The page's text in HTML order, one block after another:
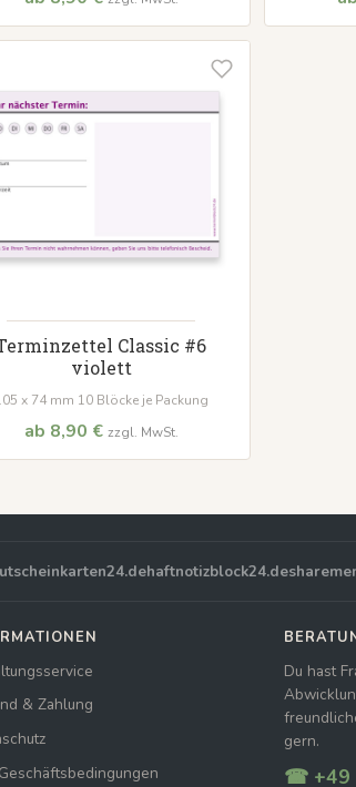
Classic #6
violett
x 74 mm 10 Blöcke je Packung
ab 8,90 € zzgl. MwSt.
haftnotizblock24.de
& Zahlung
Du hast
gern.
☎ +49